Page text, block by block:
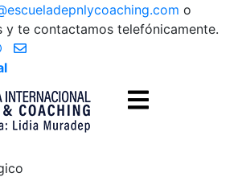
o
y te contactamos telefónicamente.